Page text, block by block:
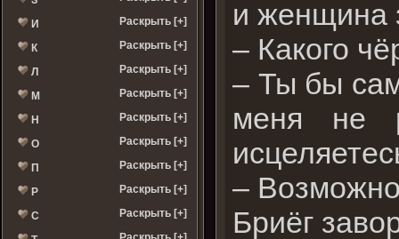
И Раскрыть [+]
К Раскрыть [+]
Л Раскрыть [+]
М Раскрыть [+]
Н Раскрыть [+]
О Раскрыть [+]
П Раскрыть [+]
Р Раскрыть [+]
С Раскрыть [+]
и женщина
– Какого
– Ты бы
меня не
–
Бриёг